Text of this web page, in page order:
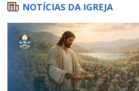
NOTÍCIAS DA IGREJA